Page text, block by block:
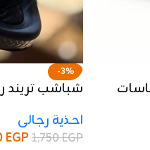
-3%
شباشب تريند
احذية رجالى
1,750EGP
EGP